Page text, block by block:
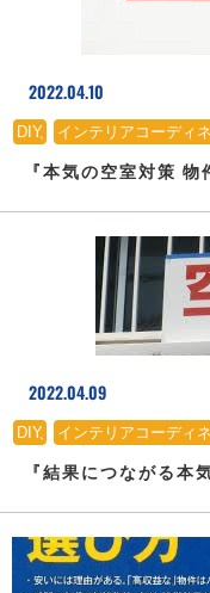
2022.04.10
DIY、 インテリアコーディ
『本気の空室対策 物
2022.04.09
DIY、 インテリアコーディ
『結果につながる本